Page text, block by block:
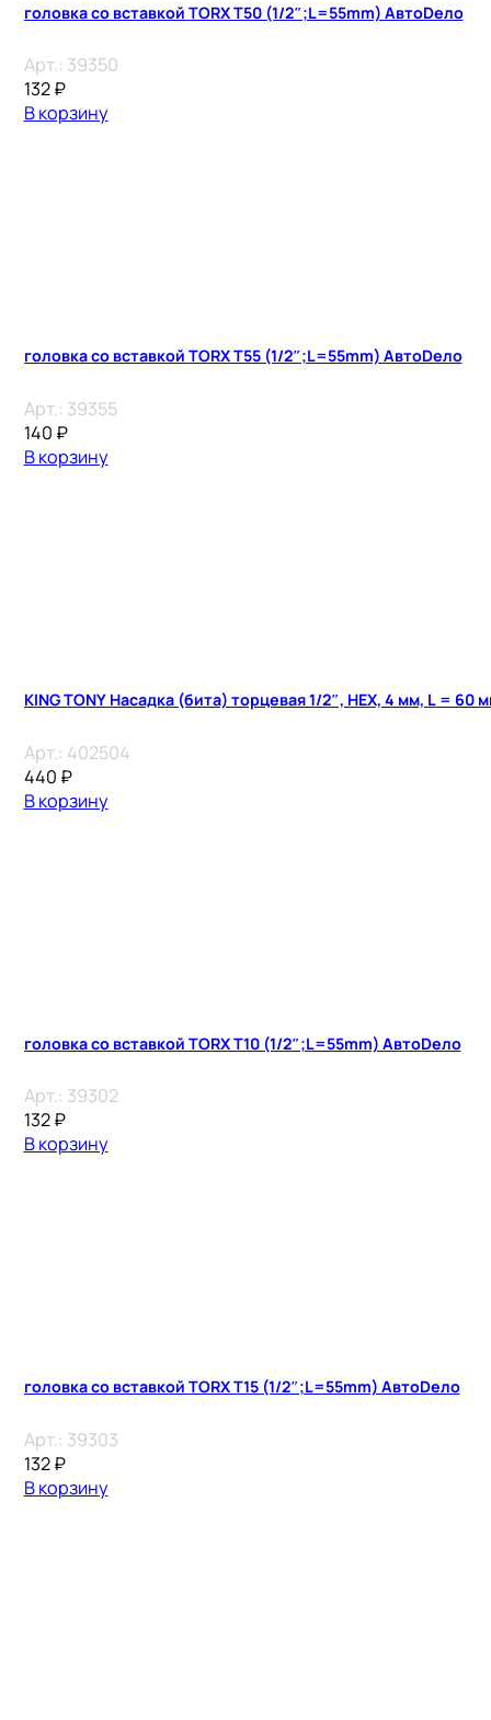
головка со вставкой TORX T50 (1/2″;L=55mm) АвтоDело
Арт.: 39350
132₽
В корзину
головка со вставкой TORX T55 (1/2″;L=55mm) АвтоDело
Арт.: 39355
140 ₽
В корзину
KING TONY Насадка (бита) торцевая 1/2″, HEX, 4 мм, L = 60
Арт.: 402504
440 ₽
В корзину
головка со вставкой TORX T10 (1/2″;L=55mm) АвтоDело
Арт.: 39302
132₽
В корзину
головка со вставкой TORX T15 (1/2″;L=55mm) АвтоDело
Арт.: 39303
132₽
В корзину